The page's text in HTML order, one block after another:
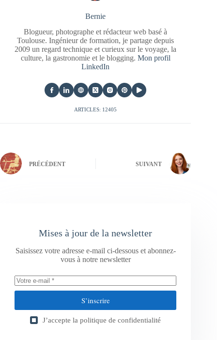
Bernie
Blogueur, photographe et rédacteur web basé à
Toulouse. Ingénieur de formation, je partage depuis
2009 un regard technique et curieux sur le voyage, la
culture, la gastronomie et le blogging. Mon profil
LinkedIn
ARTICLES: 12405
PRÉCÉDENT SUIVANT
Mises à jour de la newsletter
Saisissez votre adresse e-mail ci-dessous et abonnez-
vous à notre newsletter
S’inscrire
J’accepte la politique de confidentialité